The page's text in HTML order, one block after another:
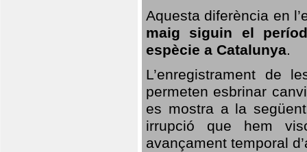
Aquesta diferència en
maig siguin el
espècie a Catalunya.
L’enregistrament de
permeten esbrinar
es mostra a la
irrupció que hem
avançament temporal